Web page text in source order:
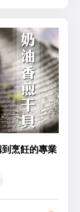
烹飪的專業